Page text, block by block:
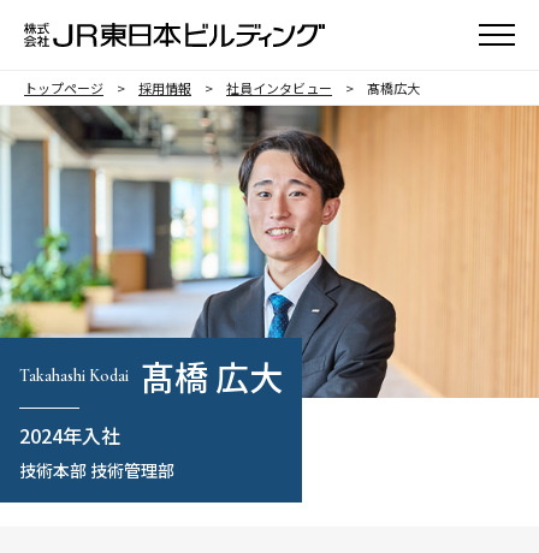
メニュ
トップページ 採用情報 社員インタビュー 髙橋広大
Takahashi Kodai 髙橋 広大
2024年入社
技術本部 技術管理部